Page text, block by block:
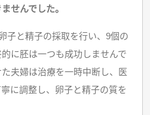
せんでした。
子と精子の採取を行い、9個の
に胚は一つも成功しませんで
夫婦は治療を一時中断し、医
に調整し、卵子と精子の質を